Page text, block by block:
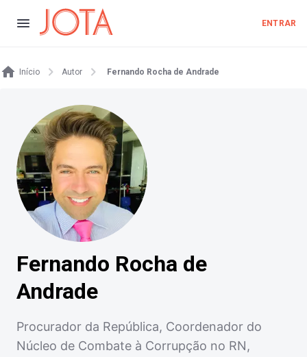
ENTRAR
Início Autor Fernando Rocha de Andrade
Fernando Rocha de
Andrade
Procurador da República, Coordenador do
Núcleo de Combate à Corrupção no RN,